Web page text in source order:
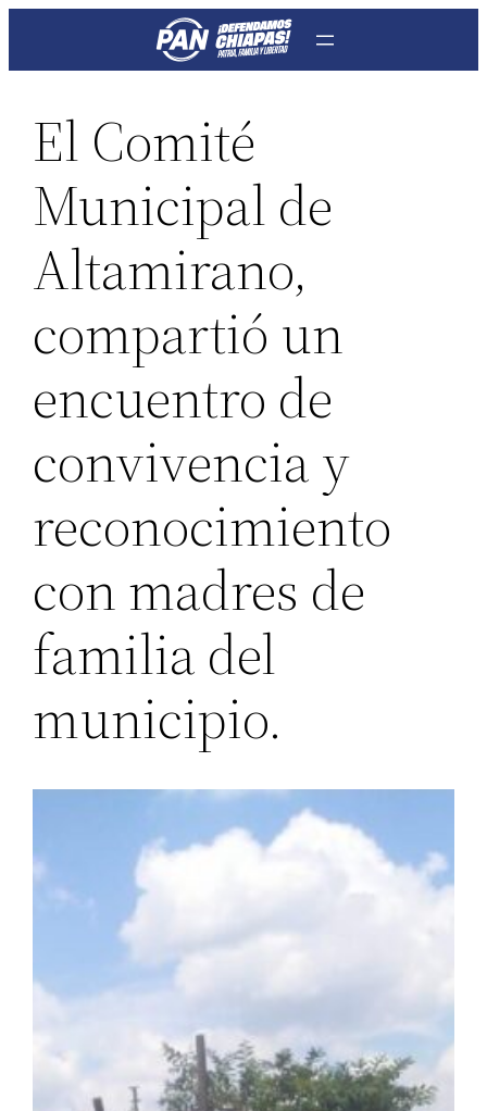
El Comité
Municipal de
Altamirano,
compartió un
encuentro de
convivencia y
reconocimiento
con madres de
familia del
municipio.